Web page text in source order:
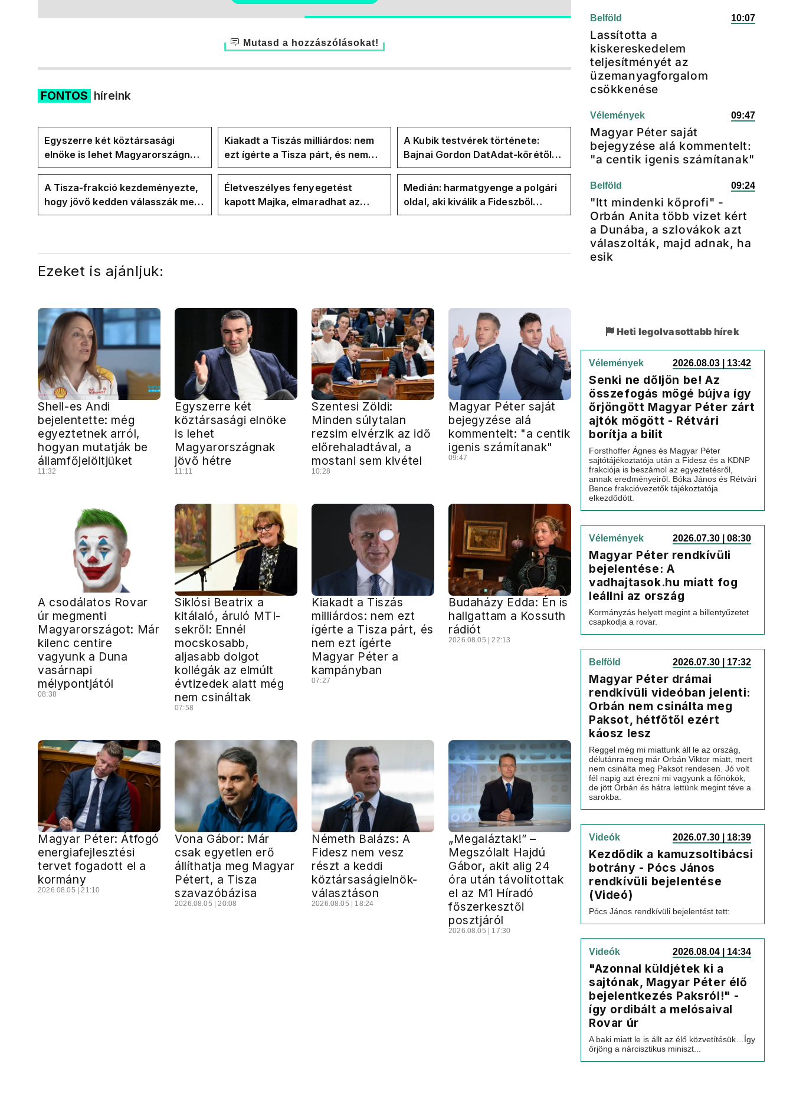
Mutasd a hozzászólásokat!
FONTOS híreink
Egyszerre két köztársasági
elnöke is lehet Magyarországnak
jövő hétre
Kiakadt a Tiszás milliárdos: nem
ezt ígérte a Tisza párt, és nem
ezt ígérte Magyar Péter a
kampányban
A Kubik testvérek története:
Bajnai Gordon DatAdat-körétől
az ECDA-n át Magyar Péter
közvetlen stábjáig
A Tisza-frakció kezdeményezte,
hogy jövő kedden válasszák meg
az új köztársasági elnököt
Életveszélyes fenyegetést
kapott Majka, elmaradhat az
erdélyi koncertje
Medián: harmatgyenge a polgári
oldal, aki kiválik a Fideszből
elbúcsúzhat 2030-ban
Ezeket is ajánljuk:
Shell-es Andi
bejelentette: még
egyeztetnek arról,
hogyan mutatják be
államfőjelöltjüket
11:32
Egyszerre két
köztársasági elnöke
is lehet
Magyarországnak
jövő hétre
11:11
Szentesi Zöldi:
Minden súlytalan
rezsim elvérzik az idő
előrehaladtával, a
mostani sem kivétel
10:28
Magyar Péter saját
bejegyzése alá
kommentelt: "a centik
igenis számítanak"
09:47
A csodálatos Rovar
úr megmenti
Magyarországot: Már
kilenc centire
vagyunk a Duna
vasárnapi
mélypontjától
08:38
Siklósi Beatrix a
kitálaló, áruló MTI-
sekről: Ennél
mocskosabb,
aljasabb dolgot
kollégák az elmúlt
évtizedek alatt még
nem csináltak
07:58
Kiakadt a Tiszás
milliárdos: nem ezt
ígérte a Tisza párt, és
nem ezt ígérte
Magyar Péter a
kampányban
07:27
Budaházy Edda: Én is
hallgattam a Kossuth
rádiót
2026.08.05 | 22:13
Magyar Péter: Átfogó
energiafejlesztési
tervet fogadott el a
kormány
2026.08.05 | 21:10
Vona Gábor: Már
csak egyetlen erő
állíthatja meg Magyar
Pétert, a Tisza
szavazóbázisa
2026.08.05 | 20:08
Németh Balázs: A
Fidesz nem vesz
részt a keddi
köztársaságielnök-
választáson
2026.08.05 | 18:24
„Megaláztak!” –
Megszólalt Hajdú
Gábor, akit alig 24
óra után távolítottak
el az M1 Híradó
főszerkesztői
posztjáról
2026.08.05 | 17:30
Belföld 10:07
Lassította a
kiskereskedelem
teljesítményét az
üzemanyagforgalom
csökkenése
Vélemények 09:47
Magyar Péter saját
bejegyzése alá kommentelt:
"a centik igenis számítanak"
Belföld 09:24
"Itt mindenki kőprofi" -
Orbán Anita több vizet kért
a Dunába, a szlovákok azt
válaszolták, majd adnak, ha
esik
Heti legolvasottabb hírek
Vélemények 2026.08.03 | 13:42
Senki ne dőljön be! Az
összefogás mögé bújva így
őrjöngött Magyar Péter zárt
ajtók mögött - Rétvári
borítja a bilit
Forsthoffer Ágnes és Magyar Péter
sajtótájékoztatója után a Fidesz és a KDNP
frakciója is beszámol az egyeztetésről,
annak eredményeiről. Bóka János és Rétvári
Bence frakcióvezetők tájékoztatója
elkezdődött.
Vélemények 2026.07.30 | 08:30
Magyar Péter rendkívüli
bejelentése: A
vadhajtasok.hu miatt fog
leállni az ország
Kormányzás helyett megint a billentyűzetet
csapkodja a rovar.
Belföld 2026.07.30 | 17:32
Magyar Péter drámai
rendkívüli videóban jelenti:
Orbán nem csinálta meg
Paksot, hétfőtől ezért
káosz lesz
Reggel még mi miattunk áll le az ország,
délutánra meg már Orbán Viktor miatt, mert
nem csinálta meg Paksot rendesen. Jó volt
fél napig azt érezni mi vagyunk a főnökök,
de jött Orbán és hátra lettünk megint téve a
sarokba.
Videók 2026.07.30 | 18:39
Kezdődik a kamuzsoltibácsi
botrány - Pócs János
rendkívüli bejelentése
(Videó)
Pócs János rendkívüli bejelentést tett:
Videók 2026.08.04 | 14:34
"Azonnal küldjétek ki a
sajtónak, Magyar Péter élő
bejelentkezés Paksról!" -
így ordibált a melósaival
Rovar úr
A baki miatt le is állt az élő közvetítésük…Így
őrjöng a nárcisztikus miniszt...